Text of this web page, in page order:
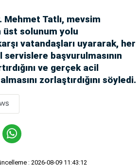
Mehmet Tatlı, mevsim
solunum yolu
vatandaşları uyararak, her
servislere başvurulmasının
ve gerçek acil
zorlaştırdığını söyledi.
: 2026-08-09 11:43:12